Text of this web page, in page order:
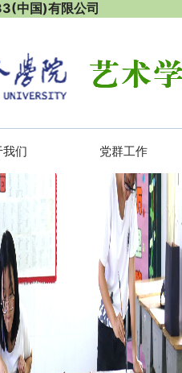
中国)有限公司
我们 党群工作